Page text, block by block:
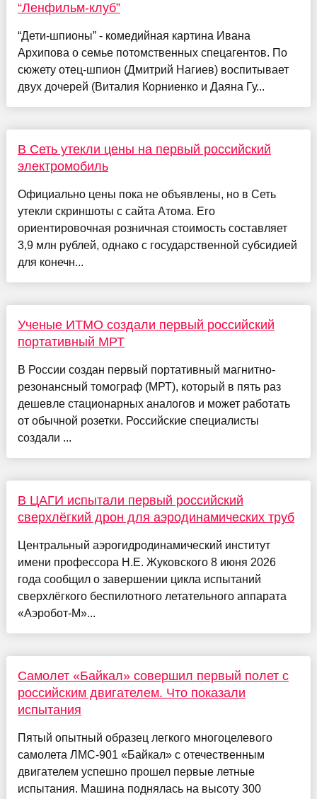
“Ленфильм-клуб”
“Дети-шпионы” - комедийная картина Ивана
Архипова о семье потомственных спецагентов. По
сюжету отец-шпион (Дмитрий Нагиев) воспитывает
двух дочерей (Виталия Корниенко и Даяна Гу...
В Сеть утекли цены на первый российский
электромобиль
Официально цены пока не объявлены, но в Сеть
утекли скриншоты с сайта Атома. Его
ориентировочная розничная стоимость составляет
3,9 млн рублей, однако с государственной субсидией
для конечн...
Ученые ИТМО создали первый российский
портативный МРТ
В России создан первый портативный магнитно-
резонансный томограф (МРТ), который в пять раз
дешевле стационарных аналогов и может работать
от обычной розетки. Российские специалисты
создали ...
В ЦАГИ испытали первый российский
сверхлёгкий дрон для аэродинамических труб
Центральный аэрогидродинамический институт
имени профессора Н.Е. Жуковского 8 июня 2026
года сообщил о завершении цикла испытаний
сверхлёгкого беспилотного летательного аппарата
«Аэробот-М»...
Самолет «Байкал» совершил первый полет с
российским двигателем. Что показали
испытания
Пятый опытный образец легкого многоцелевого
самолета ЛМС-901 «Байкал» с отечественным
двигателем успешно прошел первые летные
испытания. Машина поднялась на высоту 300